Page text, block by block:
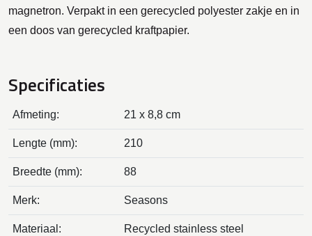
magnetron. Verpakt in een gerecycled polyester zakje en in
een doos van gerecycled kraftpapier.
Specificaties
Afmeting: 21 x 8,8 cm
Lengte (mm): 210
Breedte (mm): 88
Merk: Seasons
Materiaal: Recycled stainless steel